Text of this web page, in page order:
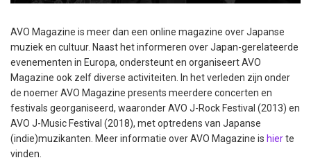
AVO Magazine is meer dan een online magazine over Japanse
muziek en cultuur. Naast het informeren over Japan-gerelateerde
evenementen in Europa, ondersteunt en organiseert AVO
Magazine ook zelf diverse activiteiten. In het verleden zijn onder
de noemer AVO Magazine presents meerdere concerten en
festivals georganiseerd, waaronder AVO J-Rock Festival (2013) en
AVO J-Music Festival (2018), met optredens van Japanse
(indie)muzikanten. Meer informatie over AVO Magazine is hierte
vinden.